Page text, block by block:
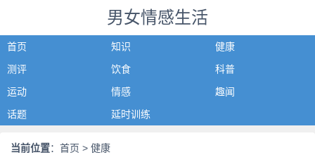
男女情感生活
首页 知识
健康
测评
饮食
科普
运动
情感
趣闻
话题
延时训练
当前位置： 首页 > 健康